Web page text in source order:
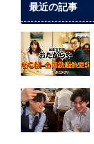
最近の記事